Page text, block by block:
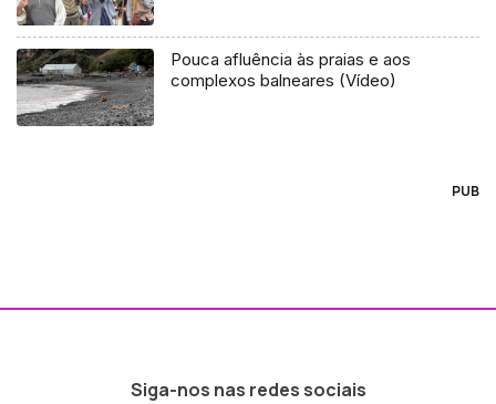
Pouca afluência às praias e aos
complexos balneares (Vídeo)
PUB
Siga-nos nas redes sociais